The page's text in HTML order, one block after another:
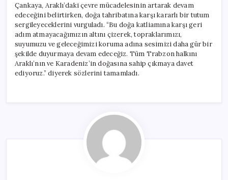
Çankaya, Araklı’daki çevre mücadelesinin artarak devam
edeceğini belirtirken, doğa tahribatına karşı kararlı bir tutum
sergileyeceklerini vurguladı. “Bu doğa katliamına karşı geri
adım atmayacağımızın altını çizerek, topraklarımızı,
suyumuzu ve geleceğimizi koruma adına sesimizi daha gür bir
şekilde duyurmaya devam edeceğiz. Tüm Trabzon halkını
Araklı’nın ve Karadeniz’in doğasına sahip çıkmaya davet
ediyoruz.” diyerek sözlerini tamamladı.